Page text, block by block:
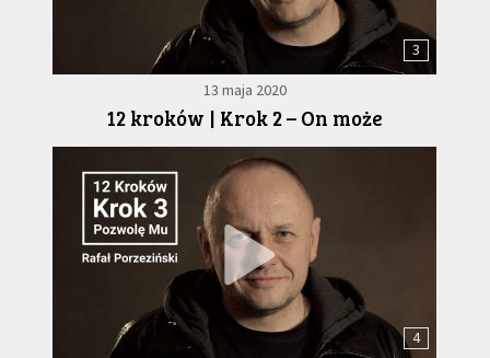
3
13 maja 2020
12 kroków | Krok 2 – On może
4